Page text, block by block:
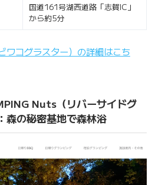
国道161号湖西道路「志賀IC」
から約5分
ワコグラスター）の詳細はこち
Nuts（リバーサイドグ
森の秘密基地で森林浴